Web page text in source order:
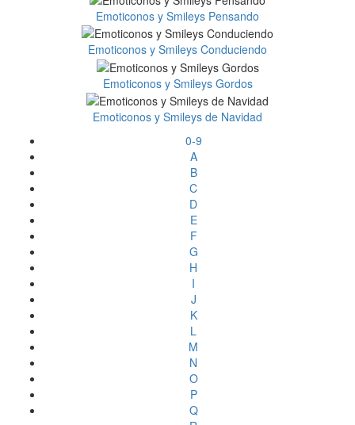
Emoticonos y Smileys Pensando
Emoticonos y Smileys Conduciendo
Emoticonos y Smileys Gordos
Emoticonos y Smileys de Navidad
0-9
A
B
C
D
E
F
G
H
I
J
K
L
M
N
O
P
Q